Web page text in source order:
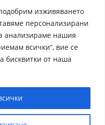
изживяването
персонализирани
анализираме нашия
всички“, вие се
бисквитки от наша